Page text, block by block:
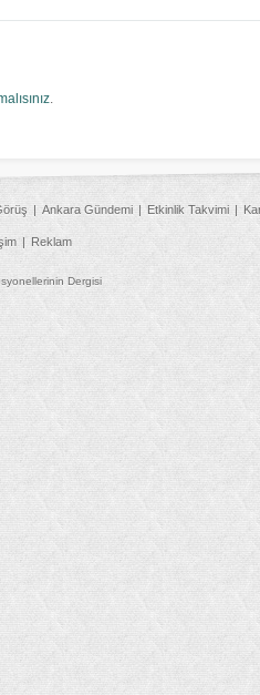
.
Ankara Gündemi Etkinlik Takvimi
Reklam
Dergisi